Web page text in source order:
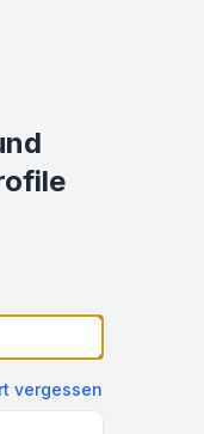
vergessen